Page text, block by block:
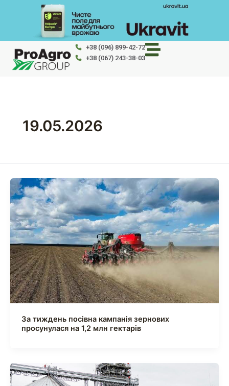
+38 (096) 899-42-72
+38 (067) 243-38-03
19.05.2026
За тиждень посівна кампанія зернових
просунулася на 1,2 млн гектарів